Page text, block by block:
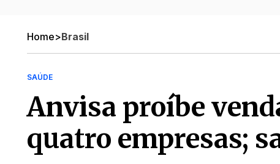
Home>Brasil
SAÚDE
Anvisa proíbe
quatro empresas;